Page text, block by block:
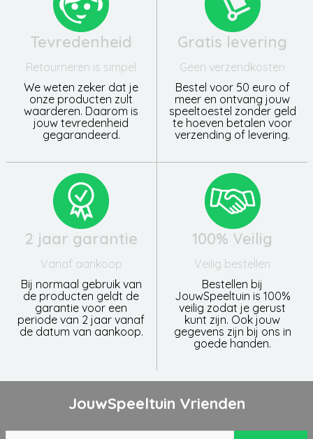
Tevredenheid
Retourneren is simpel
We weten zeker dat je
onze producten zult
waarderen. Daarom is
jouw tevredenheid
gegarandeerd.
Gratis levering
Geen verzendkosten
Bestel voor 50 euro of
meer en ontvang jouw
speeltoestel zonder geld
te hoeven betalen voor
verzending of levering.
2 jaar garantie
Vanaf aankoop
Bij normaal gebruik van
de producten geldt de
garantie voor een
periode van 2 jaar vanaf
de datum van aankoop.
100% Veilig
Veilig bestellen
Bestellen bij
JouwSpeeltuin is 100%
veilig zodat je gerust
kunt zijn. Ook jouw
gegevens zijn bij ons in
goede handen.
JouwSpeeltuin Vrienden